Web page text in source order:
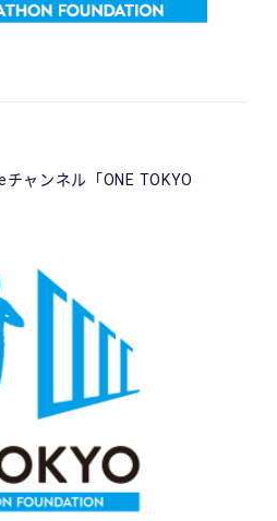
ャンネル「ONE TOKYO